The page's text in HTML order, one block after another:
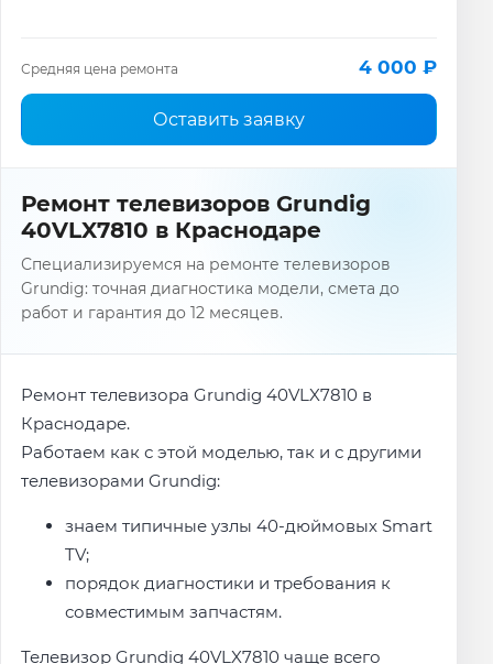
Средняя цена ремонта 4 000 ₽
Оставить заявку
Ремонт телевизоров Grundig
40VLX7810 в Краснодаре
Специализируемся на ремонте телевизоров
Grundig: точная диагностика модели, смета до
работ и гарантия до 12 месяцев.
Ремонт телевизора Grundig 40VLX7810 в
Краснодаре.
Работаем как с этой моделью, так и с другими
телевизорами Grundig:
знаем типичные узлы 40-дюймовых Smart
TV;
порядок диагностики и требования к
совместимым запчастям.
Телевизор Grundig 40VLX7810 чаще всего